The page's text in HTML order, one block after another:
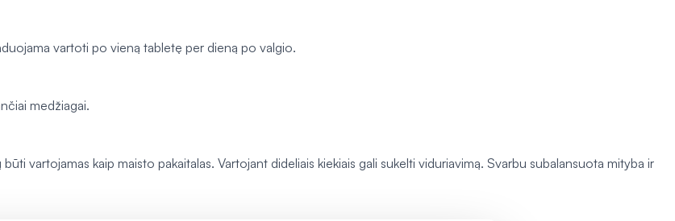
vartoti po vieną tabletę per dieną po valgio.
medžiagai.
vartojamas kaip maisto pakaitalas. Vartojant dideliais kiekiais gali sukelti viduriavimą. Svarbu subalansuota mityba ir